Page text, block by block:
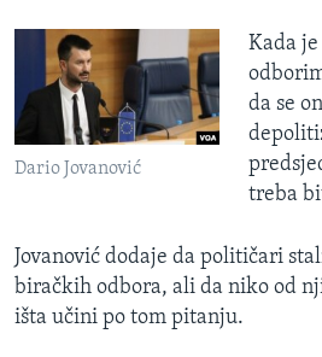
Dario Jovanović
Kada
da se
treba
Jovanović dodaje da političari
biračkih odbora, ali da niko od
išta učini po tom pitanju.